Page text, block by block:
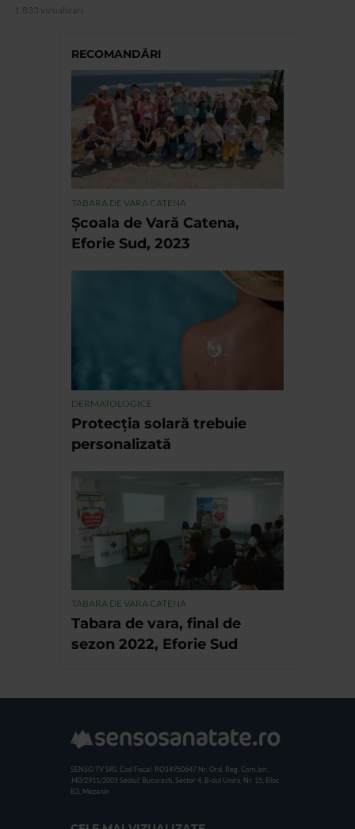
1.833 vizualizari
RECOMANDĂRI
TABARA DE VARA CATENA
Școala de Vară Catena,
Eforie Sud, 2023
DERMATOLOGICE
Protecția solară trebuie
personalizată
TABARA DE VARA CATENA
Tabara de vara, final de
sezon 2022, Eforie Sud
SENSO TV SRL Cod Fiscal: RO14950647 Nr. Ord. Reg. Com./an:
J40/2911/2005 Sediul: Bucuresti, Sector 4, B-dul Unirii, Nr. 15, Bloc
B3, Mezanin